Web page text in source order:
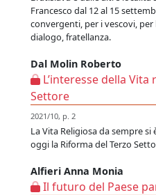
Francesco dal 12 al 15
convergenti, per i vescovi,
dialogo, fratellanza.
Dal Molin Roberto
L’interesse della
Settore
2021/10, p. 2
La Vita Religiosa da sempre
oggi la Riforma del Terzo
Alfieri Anna Monia
Il futuro del Paese